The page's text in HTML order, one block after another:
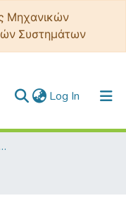
Μηχανικών
Συστημάτων
Log In (current)
- Διπλωματικές